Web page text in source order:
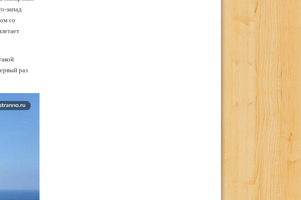
запад
со
раз